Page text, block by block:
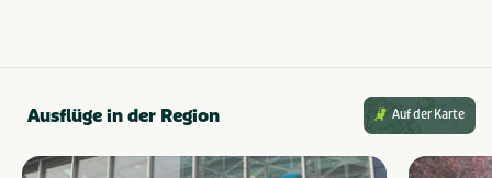
Ausflüge in der Region Auf der Karte